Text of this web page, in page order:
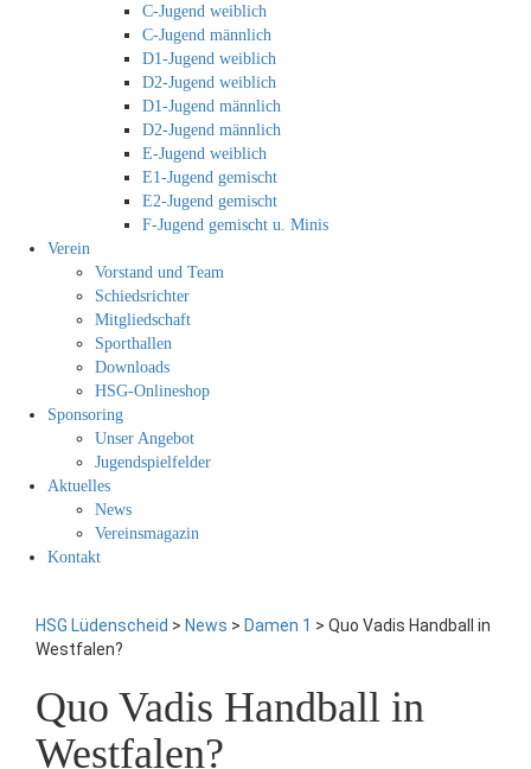
C-Jugend weiblich
C-Jugend männlich
D1-Jugend weiblich
D2-Jugend weiblich
D1-Jugend männlich
D2-Jugend männlich
E-Jugend weiblich
E1-Jugend gemischt
E2-Jugend gemischt
F-Jugend gemischt u. Minis
Verein
Vorstand und Team
Schiedsrichter
Mitgliedschaft
Sporthallen
Downloads
HSG-Onlineshop
Sponsoring
Unser Angebot
Jugendspielfelder
Aktuelles
News
Vereinsmagazin
Kontakt
HSG Lüdenscheid > News > Damen 1 > Quo Vadis Handball in
Westfalen?
Quo Vadis Handball in
Westfalen?